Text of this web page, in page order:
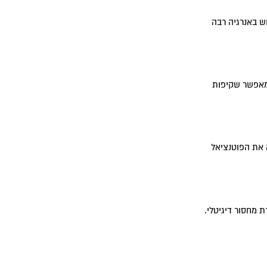
באנרגיה רבה
שקיפות
זה הדגים לראשונה את הפוטנציאל
ל-21 מיליון מקנה לו ערך על ידי יצירת מחסור דיגיטלי.